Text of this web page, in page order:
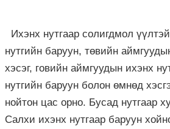
Ихэнх нутгаар солигдмол
нутгийн баруун, төвийн
хэсэг, говийн аймгуудын ихэнх
нутгийн баруун болон өмнөд
нойтон цас орно. Бусад нутгаар
Салхи ихэнх нутгаар баруун